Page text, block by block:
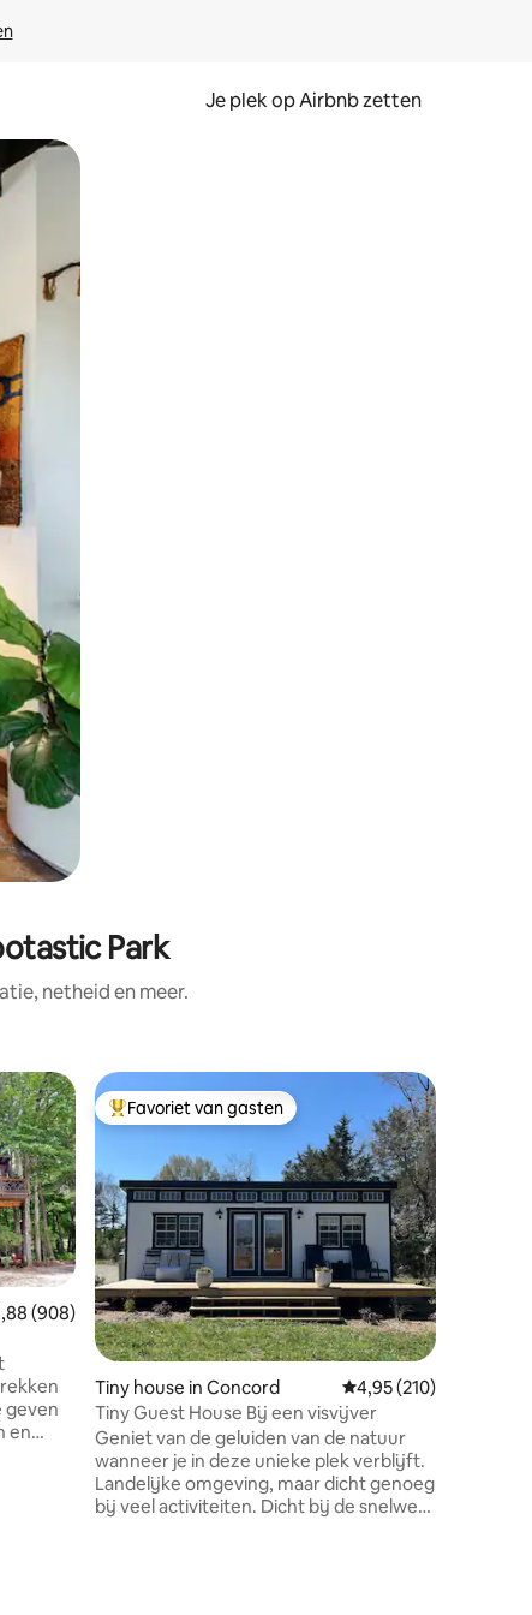
Je plek op Airbnb zetten
of swipen.
Park
netheid en meer.
beoordeling van 4,88 op 5, 908 recensies
(908)
geven
en
Topfavoriet van gasten
Favoriet van gasten
Tiny house in Concord Gemiddelde
4,95 (210)
Tiny Guest House Bij een visvijver
Geniet van de geluiden van de natuur
wanneer je in deze unieke plek verblijft.
Landelijke omgeving, maar dicht genoeg
bij veel activiteiten. Dicht bij de snelweg